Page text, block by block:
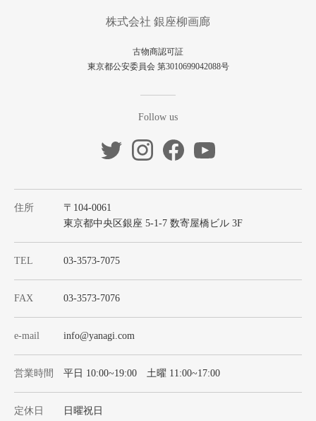
株式会社 銀座柳画廊
古物商認可証
東京都公安委員会 第3010699042088号
Follow us
住所
〒104-0061
東京都中央区銀座 5-1-7 数寄屋橋ビル 3F
TEL 03-3573-7075
FAX 03-3573-7076
e-mail info@yanagi.com
営業時間 平日 10:00~19:00 土曜 11:00~17:00
定休日 日曜祝日